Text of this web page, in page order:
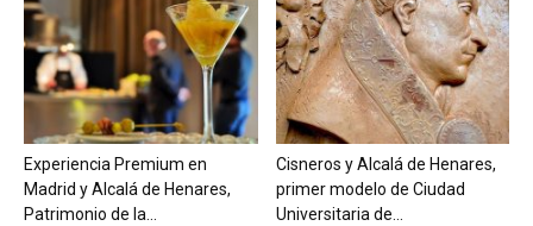
Experiencia Premium en
Madrid y Alcalá de Henares,
Patrimonio de la...
Cisneros y Alcalá de Henares,
primer modelo de Ciudad
Universitaria de...